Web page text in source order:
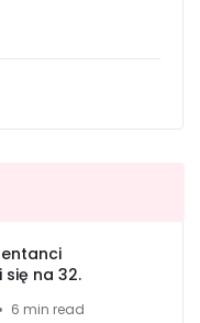
na 32.
6 min read